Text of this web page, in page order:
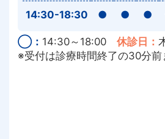
14:30-18:30 ● ● ●
◯： 14:30～18:00 休診日：
※受付は診療時間終了の30分前